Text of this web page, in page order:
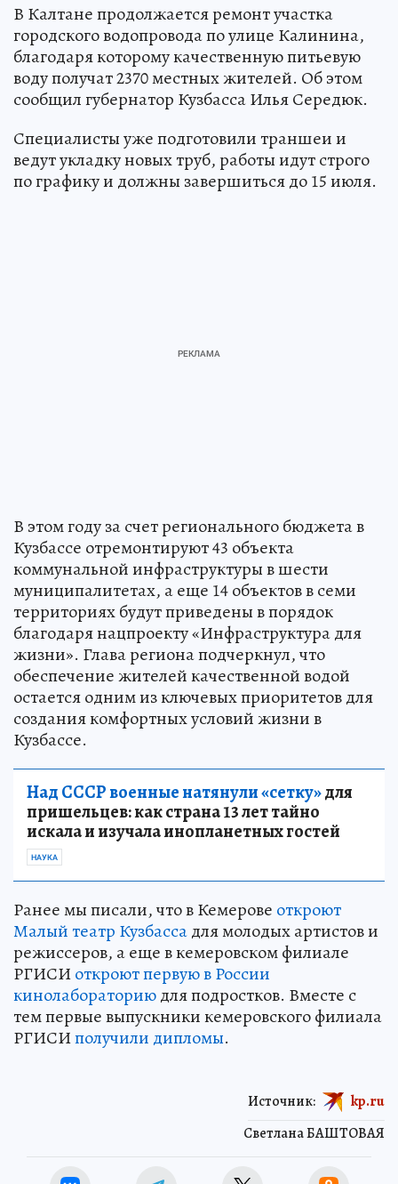
В Калтане продолжается ремонт участка
городского водопровода по улице Калинина,
благодаря которому качественную питьевую
воду получат 2370 местных жителей. Об этом
сообщил губернатор Кузбасса Илья Середюк.
Специалисты уже подготовили траншеи и
ведут укладку новых труб, работы идут строго
по графику и должны завершиться до 15 июля.
В этом году за счет регионального бюджета в
Кузбассе отремонтируют 43 объекта
коммунальной инфраструктуры в шести
муниципалитетах, а еще 14 объектов в семи
территориях будут приведены в порядок
благодаря нацпроекту «Инфраструктура для
жизни». Глава региона подчеркнул, что
обеспечение жителей качественной водой
остается одним из ключевых приоритетов для
создания комфортных условий жизни в
Кузбассе.
Над СССР военные натянули «сетку»для
пришельцев: как страна 13 лет тайно
искала и изучала инопланетных гостей
НАУКА
Ранее мы писали, что в Кемерове откроют
Малый театр Кузбассадля молодых артистов и
режиссеров, а еще в кемеровском филиале
РГИСИоткроют первую в России
кинолабораториюдля подростков. Вместе с
тем первые выпускники кемеровского филиала
РГИСИполучили дипломы.
Светлана БАШТОВАЯ
Источник: kp.ru